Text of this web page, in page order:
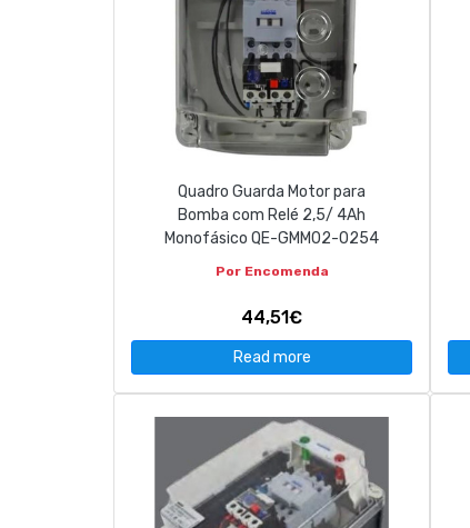
Quadro Guarda Motor para
Bomba com Relé 2,5/ 4Ah
Monofásico QE-GMM02-0254
Por Encomenda
44,51€
Read more